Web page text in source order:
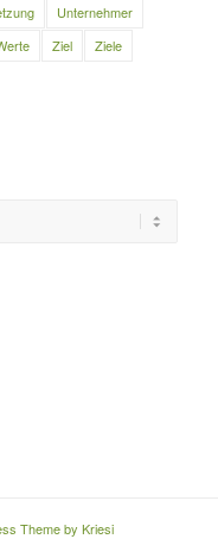
Unternehmer
Ziel Ziele
Theme by Kriesi